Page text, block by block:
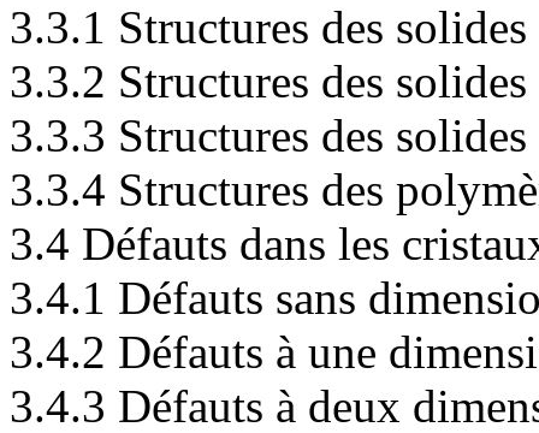
3.3.1 Structures des
3.3.2 Structures des
3.3.3 Structures des
3.3.4 Structures des
3.4 Défauts dans les
3.4.1 Défauts sans
3.4.2 Défauts à une
3.4.3 Défauts à deux